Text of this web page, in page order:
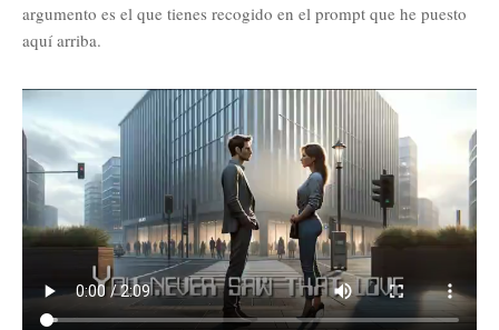
argumento es el que tienes recogido en el prompt que he puesto
aquí arriba.